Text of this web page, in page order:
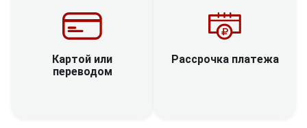
Картой или
переводом
Рассрочка платежа